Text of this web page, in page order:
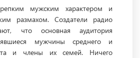
мужским характером и
размахом. Создатели радио
что основная аудитория
мужчины среднего и
и члены их семей. Ничего